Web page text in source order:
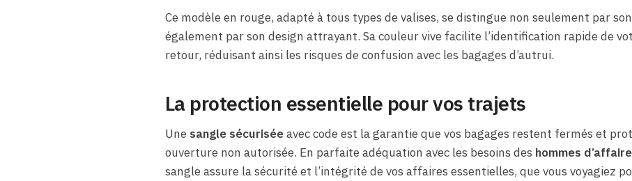
Ce modèle en rouge, adapté à tous types de valises, se distingue non seulement par
également par son design attrayant. Sa couleur vive facilite l’identification rapide de
retour, réduisant ainsi les risques de confusion avec les bagages d’autrui.
La protection essentielle pour vos trajets
Une sangle sécuriséeavec code est la garantie que vos bagages restent fermés et
ouverture non autorisée. En parfaite adéquation avec les besoins des hommes
sangle assure la sécurité et l’intégrité de vos affaires essentielles, que vous voyagiez